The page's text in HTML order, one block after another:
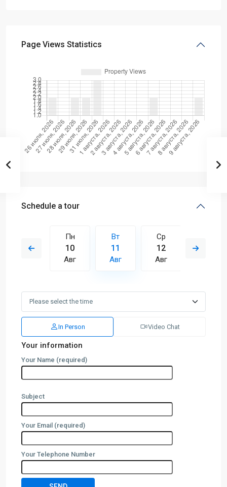
Page Views Statistics
Schedule a tour
19
Пн
10
Авг
Вт
11
Авг
Ср
12
Авг
In Person Video Chat
Your information
Your Name (required)
Subject
Your Email (required)
Your Telephone Number